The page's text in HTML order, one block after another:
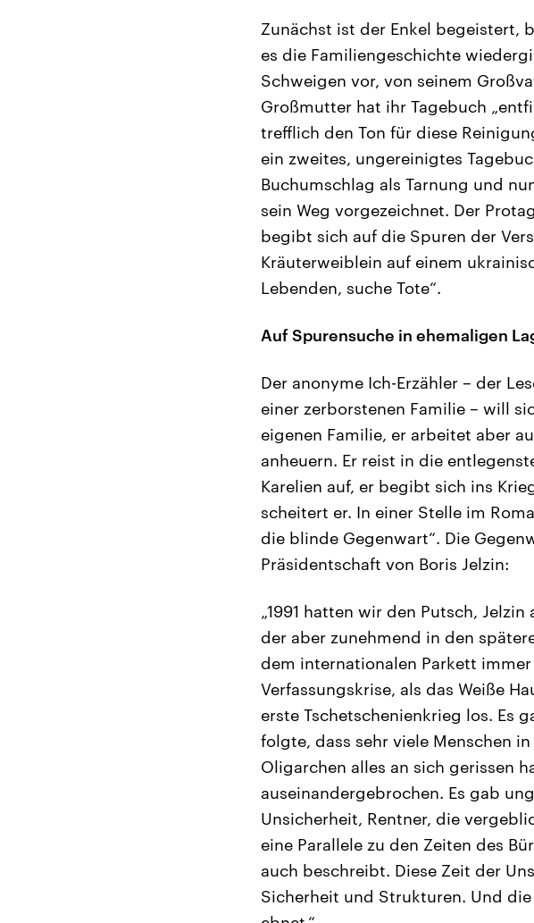
Zunächst ist der Enkel begeistert,
es die Familiengeschichte
Schweigen vor, von seinem
Großmutter hat ihr Tagebuch
trefflich den Ton für diese
ein zweites, ungereinigtes
Buchumschlag als Tarnung und
sein Weg vorgezeichnet. Der
begibt sich auf die Spuren der
Kräuterweiblein auf einem
Lebenden, suche Tote“.
Auf Spurensuche in ehemaligen
Der anonyme Ich-Erzähler – der
einer zerborstenen Familie – will
eigenen Familie, er arbeitet aber
anheuern. Er reist in die
Karelien auf, er begibt sich ins
scheitert er. In einer Stelle im
die blinde Gegenwart“. Die
Präsidentschaft von Boris Jelzin:
„1991 hatten wir den Putsch,
der aber zunehmend in den
dem internationalen Parkett
Verfassungskrise, als das Weiße
erste Tschetschenienkrieg los. Es
folgte, dass sehr viele Menschen
Oligarchen alles an sich gerissen
auseinandergebrochen. Es gab
Unsicherheit, Rentner, die
eine Parallele zu den Zeiten des
auch beschreibt. Diese Zeit der
Sicherheit und Strukturen. Und